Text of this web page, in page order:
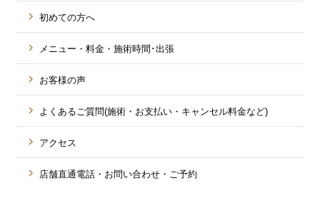
初めての方へ
メニュー・料金・施術時間･出張
お客様の声
よくあるご質問(施術・お支払い・キャンセル料金など)
アクセス
店舗直通電話・お問い合わせ・ご予約